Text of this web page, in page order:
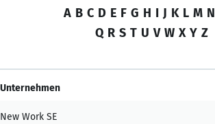
A B C D E F G H I J K L M N
Q R S T U V W X Y Z
Unternehmen
New Work SE